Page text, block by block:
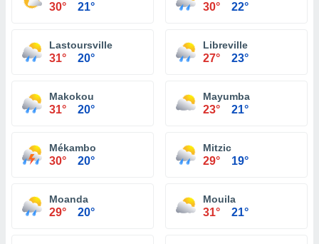
30° 21° 30° 22°
Lastoursville
31° 20°
Libreville
27° 23°
Makokou
31° 20°
Mayumba
23° 21°
Mékambo
30° 20°
Mitzic
29° 19°
Moanda
29° 20°
Mouila
31° 21°